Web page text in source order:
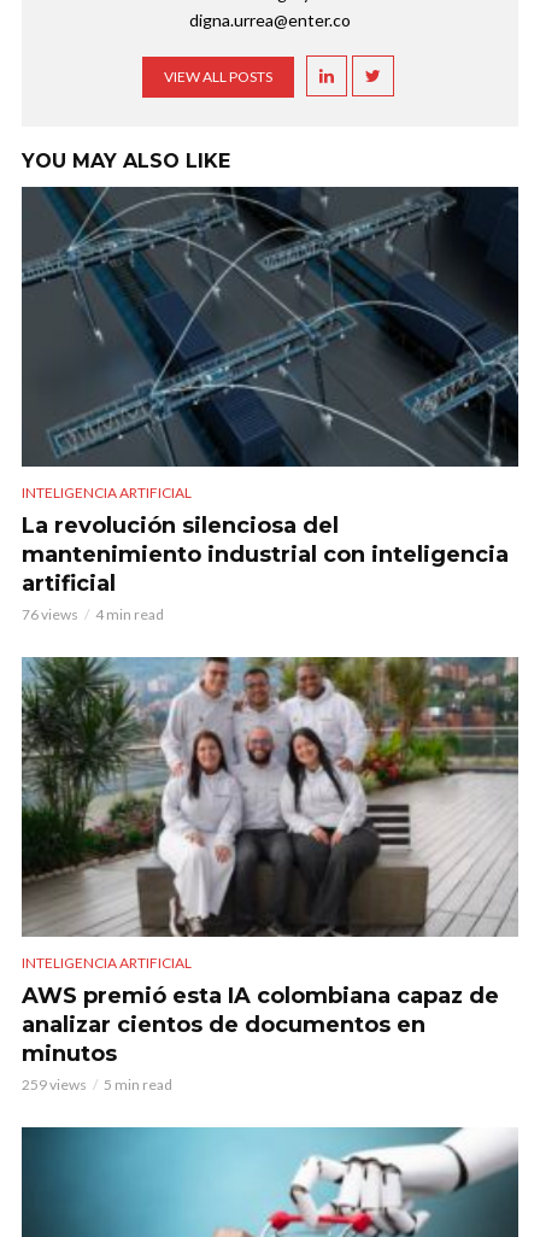
digna.urrea@enter.co
VIEW ALL POSTS
YOU MAY ALSO LIKE
INTELIGENCIA ARTIFICIAL
La revolución silenciosa del
mantenimiento industrial con inteligencia
artificial
76 views 4 min read
INTELIGENCIA ARTIFICIAL
AWS premió esta IA colombiana capaz de
analizar cientos de documentos en
minutos
259 views 5 min read